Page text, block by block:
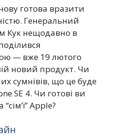
готова вразити
Генеральний
Кук нещодавно в
— вже 19 лютого
новий продукт. Чи
сумнівів, що це буде
SE 4. Чи готові ви
Apple?